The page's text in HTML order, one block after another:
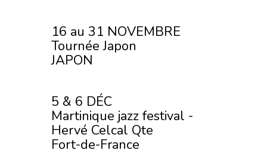
16 au 31 NOVEMBRE
Tournée Japon
JAPON
5 & 6 DÉC
Martinique jazz festival -
Hervé Celcal Qte
Fort-de-France